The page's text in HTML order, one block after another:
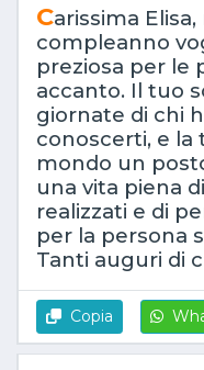
Carissima
compleanno
preziosa per le
accanto. Il tuo
giornate di chi
conoscerti, e la
mondo un
una vita piena
realizzati e di
per la persona
Tanti auguri di
Copia